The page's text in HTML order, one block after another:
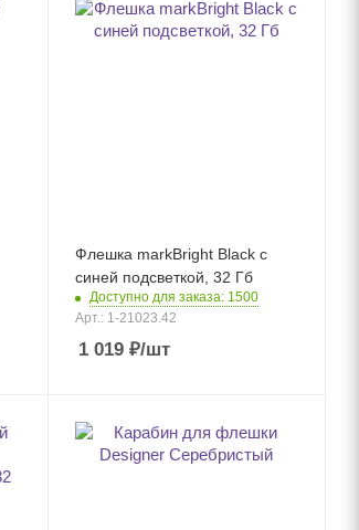
Флешка markBright Black с
синей подсветкой, 32 Гб
Доступно для заказа: 1500
Арт.: 1-21023.42
1 019₽/шт